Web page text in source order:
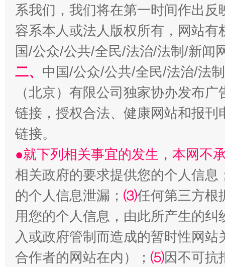
揭开“小金库”的免责幌子
受贿1.44亿！段成刚被判无期 从幼
系我们，我们将在第一时间作出
容系本人或法人版权所有，网站
国/公众/公共/全民/法治/法制/新闻
二、 中国/公众/公共/全民/法治/法
（北京）有限公司独家协办发布
链接，授权合法、健康网站和报
链接。
●就下列相关事宜的发生，本网不
相关政府的要求提供您的个人信息
的个人信息泄漏； ⑶任何第三方根
用您的个人信息，由此所产生的纠
入或政府管制而造成的暂时性网
合作者的网站在内）； ⑸因不可抗